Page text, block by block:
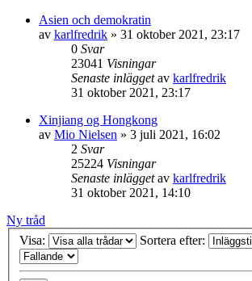
Asien och demokratin
av karlfredrik » 31 oktober 2021, 23:17
0 Svar
23041 Visningar
Senaste inläggetav karlfredrik
31 oktober 2021, 23:17
Xinjiang og Hongkong
av Mio Nielsen » 3 juli 2021, 16:02
2 Svar
25224 Visningar
Senaste inläggetav karlfredrik
31 oktober 2021, 14:10
Ny tråd
Visa:
Sortera efter: